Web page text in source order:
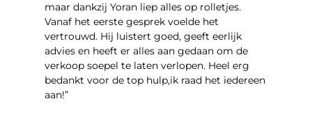
maar dankzij Yoran liep alles op rolletjes.
Vanaf het eerste gesprek voelde het
vertrouwd. Hij luistert goed, geeft eerlijk
advies en heeft er alles aan gedaan om de
verkoop soepel te laten verlopen. Heel erg
bedankt voor de top hulp,ik raad het iedereen
aan!”